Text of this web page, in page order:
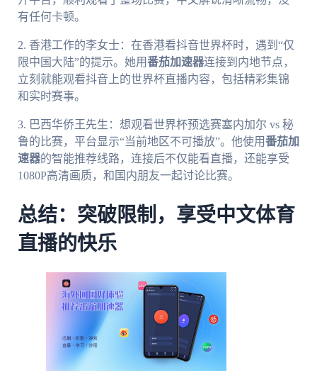
有任何卡顿。
2. 香港工作的李女士：在香港看抖音世界杯时，遇到“仅
限中国大陆”的提示。她用番茄加速器连接到内地节点，
立刻就能观看抖音上的世界杯直播内容，包括精彩集锦
和实时赛事。
3. 巴西华侨王先生：想观看世界杯预选赛塞内加尔 vs 秘
鲁的比赛，平台显示“当前地区不可播放”。他使用番茄加
速器的智能推荐线路，连接后不仅能看直播，还能享受
1080P高清画质，和国内朋友一起讨论比赛。
总结：突破限制，享受中文体育
直播的快乐